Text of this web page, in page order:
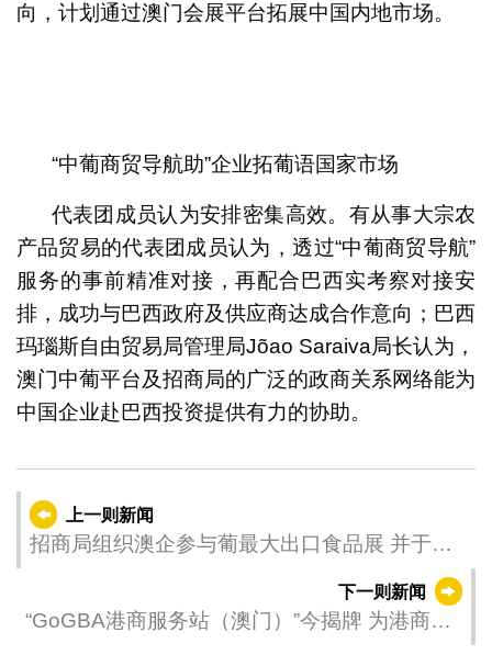
向，计划通过澳门会展平台拓展中国内地市场。
“中葡商贸导航助”企业拓葡语国家市场
代表团成员认为安排密集高效。有从事大宗农
产品贸易的代表团成员认为，透过“中葡商贸导航”
服务的事前精准对接，再配合巴西实考察对接安
排，成功与巴西政府及供应商达成合作意向；巴西
玛瑙斯自由贸易局管理局Jõao Saraiva局长认为，
澳门中葡平台及招商局的广泛的政商关系网络能为
中国企业赴巴西投资提供有力的协助。
上一则新闻
招商局组织澳企参与葡最大出口食品展 并于里
下一则新闻
“GoGBA港商服务站（澳门）”今揭牌 为港商投